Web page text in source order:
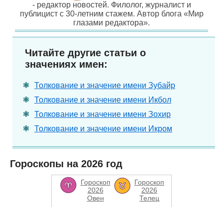
- редактор новостей. Филолог, журналист и
публицист с 30-летним стажем. Автор блога «Мир
глазами редактора».
Читайте другие статьи о
значениях имен:
Толкование и значение имени Зубайр
Толкование и значение имени Икбол
Толкование и значение имени Зохир
Толкование и значение имени Икром
Гороскопы на 2026 год
Гороскоп
2026
Овен
Гороскоп
2026
Телец